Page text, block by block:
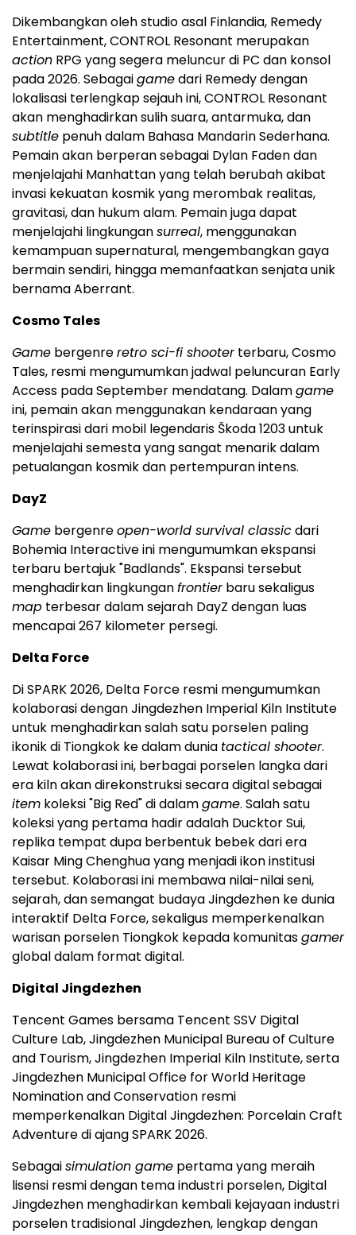
Dikembangkan oleh studio asal Finlandia, Remedy
Entertainment, CONTROL Resonant merupakan
action RPG yang segera meluncur di PC dan konsol
pada 2026. Sebagaigamedari Remedy dengan
lokalisasi terlengkap sejauh ini, CONTROL Resonant
akan menghadirkan sulih suara, antarmuka, dan
subtitle penuh dalam Bahasa Mandarin Sederhana.
Pemain akan berperan sebagai Dylan Faden dan
menjelajahi Manhattan yang telah berubah akibat
invasi kekuatan kosmik yang merombak realitas,
gravitasi, dan hukum alam. Pemain juga dapat
menjelajahi lingkungansurreal, menggunakan
kemampuan supernatural, mengembangkan gaya
bermain sendiri, hingga memanfaatkan senjata unik
bernama Aberrant.
Cosmo Tales
Game bergenreretro sci-fi shooterterbaru, Cosmo
Tales, resmi mengumumkan jadwal peluncuran Early
Access pada September mendatang. Dalamgame
ini, pemain akan menggunakan kendaraan yang
terinspirasi dari mobil legendaris Škoda 1203 untuk
menjelajahi semesta yang sangat menarik dalam
petualangan kosmik dan pertempuran intens.
DayZ
Game bergenreopen-world survival classicdari
Bohemia Interactive ini mengumumkan ekspansi
terbaru bertajuk "Badlands". Ekspansi tersebut
menghadirkan lingkunganfrontierbaru sekaligus
map terbesar dalam sejarah DayZ dengan luas
mencapai 267 kilometer persegi.
Delta Force
Di SPARK 2026, Delta Force resmi mengumumkan
kolaborasi dengan Jingdezhen Imperial Kiln Institute
untuk menghadirkan salah satu porselen paling
ikonik di Tiongkok ke dalam dunia tactical shooter.
Lewat kolaborasi ini, berbagai porselen langka dari
era kiln akan direkonstruksi secara digital sebagai
item koleksi "Big Red" di dalamgame. Salah satu
koleksi yang pertama hadir adalah Ducktor Sui,
replika tempat dupa berbentuk bebek dari era
Kaisar Ming Chenghua yang menjadi ikon institusi
tersebut. Kolaborasi ini membawa nilai-nilai seni,
sejarah, dan semangat budaya Jingdezhen ke dunia
interaktif Delta Force, sekaligus memperkenalkan
warisan porselen Tiongkok kepada komunitasgamer
global dalam format digital.
Digital Jingdezhen
Tencent Games bersama Tencent SSV Digital
Culture Lab, Jingdezhen Municipal Bureau of Culture
and Tourism, Jingdezhen Imperial Kiln Institute, serta
Jingdezhen Municipal Office for World Heritage
Nomination and Conservation resmi
memperkenalkan Digital Jingdezhen: Porcelain Craft
Adventure di ajang SPARK 2026.
Sebagaisimulation game pertama yang meraih
lisensi resmi dengan tema industri porselen, Digital
Jingdezhen menghadirkan kembali kejayaan industri
porselen tradisional Jingdezhen, lengkap dengan